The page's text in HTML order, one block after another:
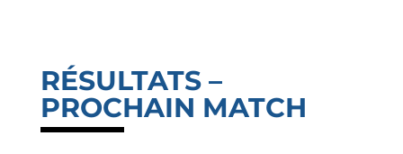
RÉSULTATS –
PROCHAIN MATCH